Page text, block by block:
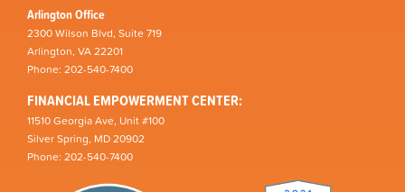
Arlington Office
2300 Wilson Blvd, Suite 719
Arlington, VA 22201
Phone: 202-540-7400
FINANCIAL EMPOWERMENT CENTER:
11510 Georgia Ave, Unit #100
Silver Spring, MD 20902
Phone: 202-540-7400